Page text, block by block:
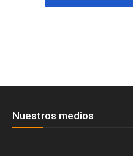
Nuestros medios